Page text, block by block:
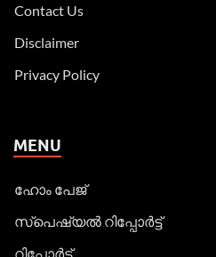
Contact Us
Disclaimer
Privacy Policy
MENU
ഹോം പേജ്
സ്പെഷ്യൽ റിപ്പോര്‍ട്ട്
റിപ്പോര്‍ട്ട്